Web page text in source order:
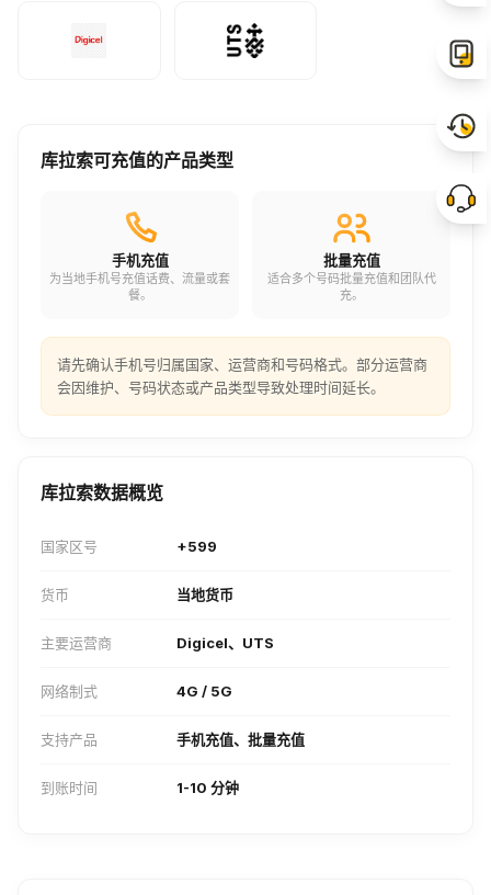
库拉索可充值的产品类型
手机充值
为当地手机号充值话费、流量或套
餐。
批量充值
适合多个号码批量充值和团队代
充。
请先确认手机号归属国家、运营商和号码格式。部分运营商
会因维护、号码状态或产品类型导致处理时间延长。
库拉索数据概览
国家区号 +599
货币 当地货币
主要运营商 Digicel、UTS
网络制式 4G / 5G
支持产品 手机充值、批量充值
到账时间 1-10 分钟